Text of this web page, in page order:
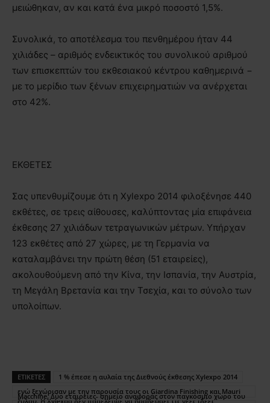
μειώθηκαν, αν και κατά ένα μικρό ποσοστό 1,5%.
Συνολικά, το αποτέλεσμα του πενθημέρου ήταν 44
χιλιάδες – αριθμός ενδεικτικός του συνολικού αριθμού
των επισκεπτών του εκθεσιακού κέντρου καθημερινά −
με το μερίδιο των ξένων επιχειρηματιών να ανέρχεται
στο 42%.
ΕΚΘΕΤΕΣ
Σας υπενθυμίζουμε ότι η Xylexpo 2014 φιλοξένησε 440
εκθέτες, σε τρεις αίθουσες, καλύπτοντας μία επιφάνεια
έκθεσης 27 χιλιάδων τετραγωνικών μέτρων. Υπήρχαν
123 εκθέτες από 27 χώρες, με τη Γερμανία να
καταλαμβάνει την πρώτη θέση (51 εταιρείες),
ακολουθούμενη από την Κίνα, την Ισπανία, την Αυστρία,
τη Μεγάλη Βρετανία και την Τσεχία, και το σύνολο των
υπολοίπων.
ΕΤΙΚΕΤΕΣ
1 % έπεσε η αυλαία της Διεθνούς έκθεσης Xylexpo 2014
ενώ ξεχώρισαν με την παρουσία τους οι Giardina Finishing και Mauri
Macchine. Δύο εταιρείες- σημείο αναφοράς στον παγκόσμιο χώρο του
ξύλου. Η Xylexpo δεν παρέλειψε να βραβεύσει τις νέες ιδέες